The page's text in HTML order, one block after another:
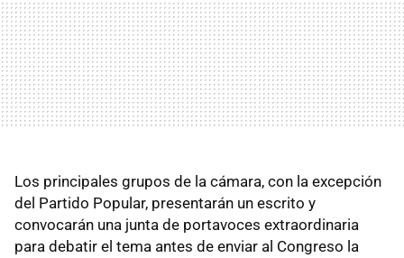
Los principales grupos de la cámara, con la excepción
del Partido Popular, presentarán un escrito y
convocarán una junta de portavoces extraordinaria
para debatir el tema antes de enviar al Congreso la